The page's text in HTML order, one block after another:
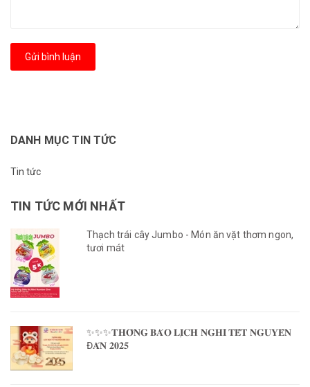
Gửi bình luận
DANH MỤC TIN TỨC
Tin tức
TIN TỨC MỚI NHẤT
Thạch trái cây Jumbo - Món ăn vặt thơm ngon,
tươi mát
✨✨✨𝐓𝐇𝐎̂𝐍𝐆 𝐁𝐀́𝐎 𝐋𝐈̣𝐂𝐇 𝐍𝐆𝐇𝐈̉ 𝐓𝐄̂́𝐓 𝐍𝐆𝐔𝐘𝐄̂𝐍
Đ𝐀́𝐍 𝟐𝟎𝟐𝟓